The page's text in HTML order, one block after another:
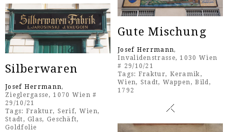
Gute Mischung
Josef Herrmann,
Invalidenstrasse, 1030 Wien
# 29/10/21
Tags: Fraktur, Keramik ,
Wien, Stadt, Wappen ,Bild ,
1792
Silberwaren
Josef Herrmann,
Zieglergasse, 1070 Wien #
29/10/21
Tags: Fraktur, Serif, Wien,
Stadt,Glas, Geschäft,
Goldfolie